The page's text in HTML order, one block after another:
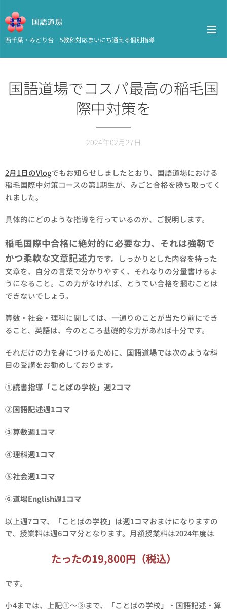
国語道場
西千葉・みどり台 5教科対応まいにち通える個別指導
国語道場でコスパ最高の稲毛国
際中対策を
2024年02月27日
2月1日のVlogでもお知らせしましたとおり、国語道場における
稲毛国際中対策コースの第1期生が、みごと合格を勝ち取ってく
れました。
具体的にどのような指導を行っているのか、ご説明します。
稲毛国際中合格に絶対的に必要な力、それは強靭で
かつ柔軟な文章記述力です。しっかりとした内容を持った
文章を、自分の言葉で分かりやすく、それなりの分量書けるよ
うになること。この力がなければ、とうてい合格を摑むことは
できないでしょう。
算数・社会・理科に関しては、一通りのことが当たり前にでき
ること、英語は、今のところ基礎的な力があれば十分です。
それだけの力を身につけるために、国語道場では次のような科
目の受講をお勧めしております。
①読書指導「ことばの学校」週2コマ
②国語記述週1コマ
③算数週1コマ
④理科週1コマ
⑤社会週1コマ
⑥道場English週1コマ
以上週7コマ、「ことばの学校」は週1コマおまけになりますの
で、授業料は週6コマ分となります。月額授業料は2024年度は
たったの19,800円（税込）
です。
小4までは、上記①～③まで、「ことばの学校」・国語記述・算